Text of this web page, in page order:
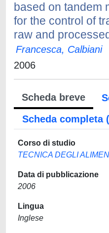
based on tandem
for the control of
raw and
Francesca, Calbiani
2006
Scheda breve
Scheda completa
Corso di studio
TECNICA DEGLI
Data di pubblicazione
2006
Lingua
Inglese